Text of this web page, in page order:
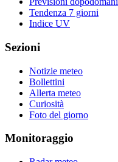
Tendenza 7 giorni
Indice UV
Sezioni
Notizie meteo
Bollettini
Allerta meteo
Curiosità
Foto del giorno
Monitoraggio